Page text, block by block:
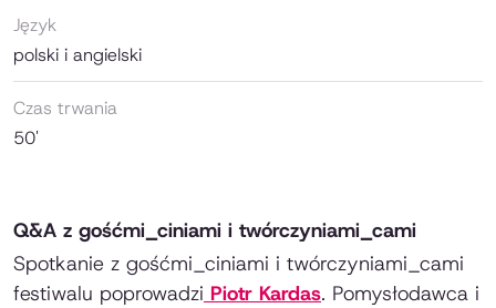
Język
polski i angielski
Czas trwania
50'
Q&A z gośćmi_ciniami i twórczyniami_cami
Spotkanie z gośćmi_ciniami i twórczyniami_cami
festiwalu poprowadzi Piotr Kardas. Pomysłodawca i